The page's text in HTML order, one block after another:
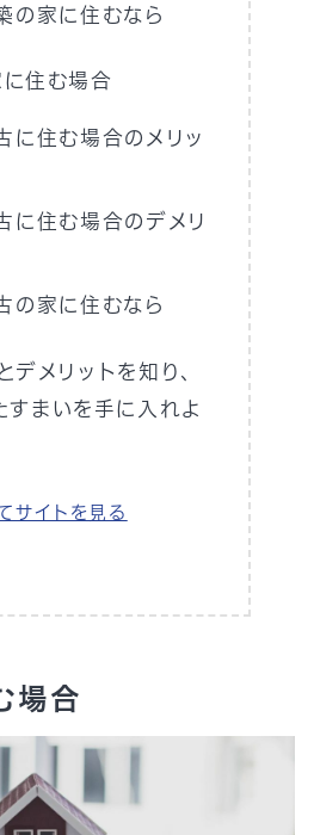
の家に住むなら
住む場合
に住む場合のメリッ
に住む場合のデメリ
の家に住むなら
デメリットを知り、
すまいを手に入れよ
サイトを見る
場合